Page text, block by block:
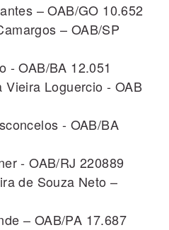
– OAB/GO 10.652
– OAB/SP
BA 12.051
Loguercio - OAB
- OAB/BA
OAB/RJ 220889
Souza Neto –
OAB/PA 17.687